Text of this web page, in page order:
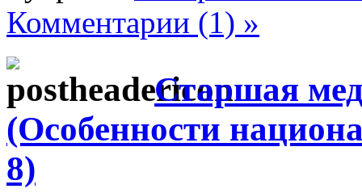
Комментарии (1) »
Старшая
(Особенности
8)